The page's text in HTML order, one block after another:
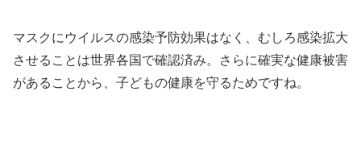
マスクにウイルスの感染予防効果はなく、むしろ感染拡大
させることは世界各国で確認済み。さらに確実な健康被害
があることから、子どもの健康を守るためですね。